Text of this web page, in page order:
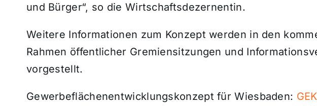
und Bürger“, so die Wirtschaftsdezernentin.
Weitere Informationen zum Konzept werden in den
Rahmen öffentlicher Gremiensitzungen und
vorgestellt.
Gewerbeflächen­entwicklungskonzept für Wiesbaden: